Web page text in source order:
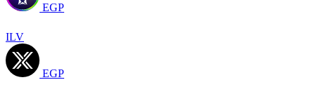
EGP
ILV
EGP